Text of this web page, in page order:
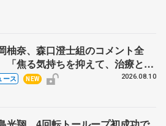
柚奈、森口澄士組のコメント全
焦る気持ちを抑えて、治療とリ
リに専念」、木下グループ杯辞退
ース NEW 2026.08.10